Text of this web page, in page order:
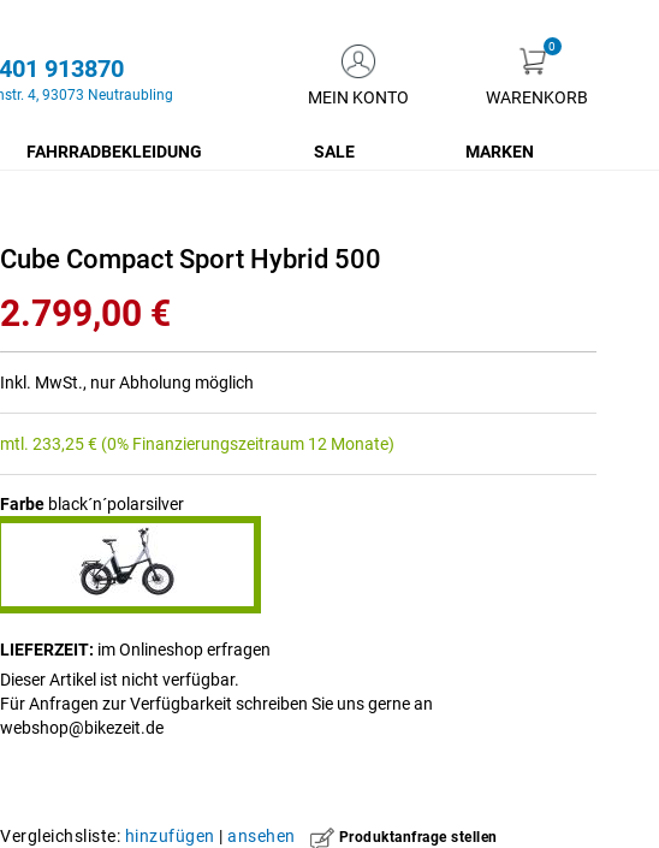
Inhalt
MEIN KONTO
913870
4, 93073 Neutraubling WARENKORB
FAHRRADBEKLEIDUNG SALE MARKEN
Cube Compact Sport Hybrid 500
2.799,00 €
Inkl. MwSt., nur Abholung möglich
mtl. 233,25€ (0% Finanzierungszeitraum 12 Monate)
Farbe black´n´polarsilver
LIEFERZEIT im Onlineshop erfragen
Dieser Artikel ist nicht verfügbar.
Für Anfragen zur Verfügbarkeit schreiben Sie uns gerne an
webshop@bikezeit.de
Vergleichsliste: hinzufügen | ansehen Produktanfrage stellen